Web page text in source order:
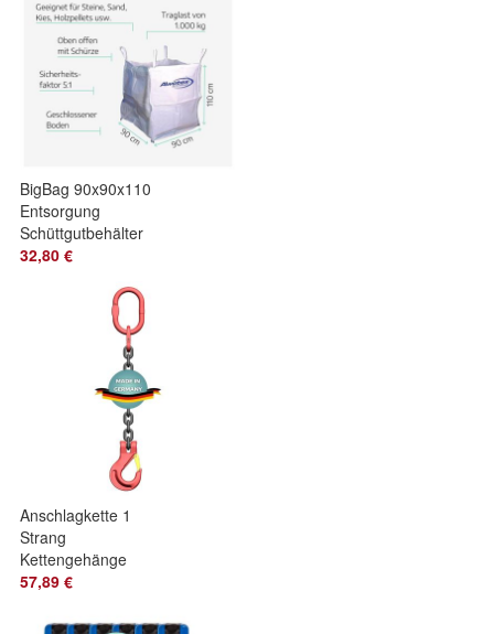
BigBag 90x90x110
Entsorgung
Schüttgutbehälter
Gartenabfall
32,80 €
Anschlagkette 1
Strang
Kettengehänge
Krankette
verschiedene
57,89 €